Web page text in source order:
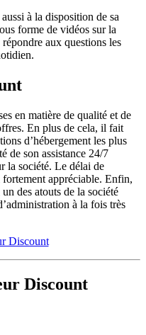
à la disposition de sa
forme de vidéos sur la
aux questions les
en matière de qualité et de
En plus de cela, il fait
d’hébergement les plus
de son assistance 24/7
la société. Le délai de
fortement appréciable. Enfin,
des atouts de la société
à la fois très
Discount
Discount